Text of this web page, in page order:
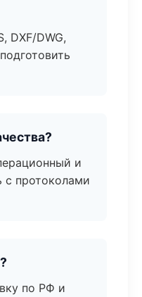
DXF/DWG,
и
с протоколами
по РФ и